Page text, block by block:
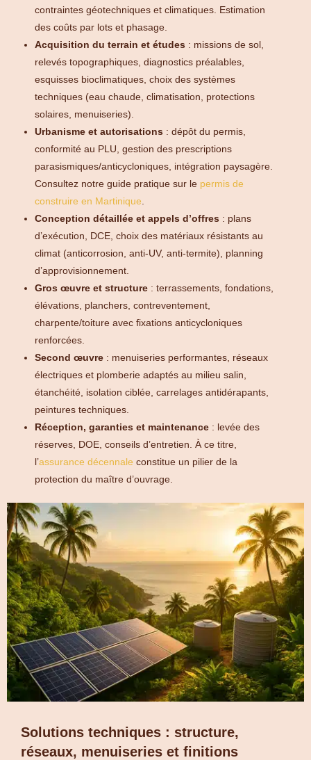
contraintes géotechniques et climatiques. Estimation
des coûts par lots et phasage.
Acquisition du terrain et études : missions de sol,
relevés topographiques, diagnostics préalables,
esquisses bioclimatiques, choix des systèmes
techniques (eau chaude, climatisation, protections
solaires, menuiseries).
Urbanisme et autorisations : dépôt du permis,
conformité au PLU, gestion des prescriptions
parasismiques/anticycloniques, intégration paysagère.
Consultez notre guide pratique sur le permis de
construire en Martinique.
Conception détaillée et appels d’offres : plans
d’exécution, DCE, choix des matériaux résistants au
climat (anticorrosion, anti-UV, anti-termite), planning
d’approvisionnement.
Gros œuvre et structure : terrassements, fondations,
élévations, planchers, contreventement,
charpente/toiture avec fixations anticycloniques
renforcées.
Second œuvre : menuiseries performantes, réseaux
électriques et plomberie adaptés au milieu salin,
étanchéité, isolation ciblée, carrelages antidérapants,
peintures techniques.
Réception, garanties et maintenance : levée des
réserves, DOE, conseils d’entretien. À ce titre,
l’assurance décennale constitue un pilier de la
protection du maître d’ouvrage.
Solutions techniques : structure,
réseaux, menuiseries et finitions